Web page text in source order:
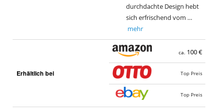
durchdachte Design hebt
sich erfrischend vom …
mehr
Erhältlich bei
ca. 100 €
Top Preis
Top Preis